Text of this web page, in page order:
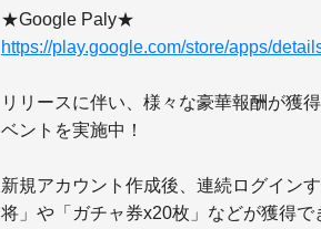
https://play.google.com/store/apps/
リリースに伴い、様々な豪華報酬が獲
ベントを実施中！
新規アカウント作成後、連続ログイン
将」や「ガチャ券x20枚」などが獲得で